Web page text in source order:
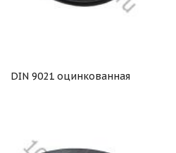
DIN 9021 оцинкованная